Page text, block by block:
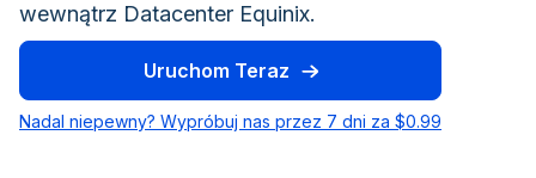
wewnątrz Datacenter Equinix.
Uruchom Teraz
Nadal niepewny? Wypróbuj nas przez 7 dni za $0.99